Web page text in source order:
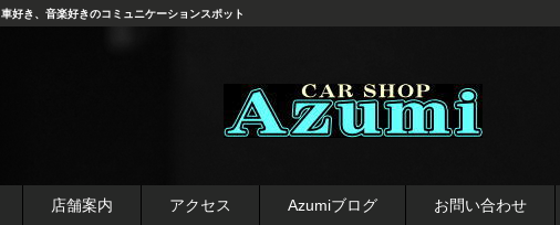
イール デッドニング カーオ
ーディオ レカロシート
車好き、音楽好きのコミュニケーションスポット
店舗案内 アクセス Azumiブログ お問い合わせ